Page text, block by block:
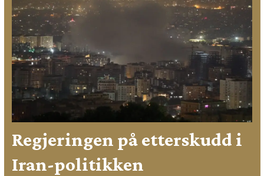
Regjeringen på etterskudd i
Iran-politikken